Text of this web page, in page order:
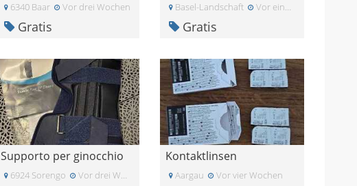
6340 Baar Vor drei Wochen
Gratis
Basel-Landschaft Vor einer Woche
Gratis
Supporto per ginocchio
6924 Sorengo Vor drei Wochen
Kontaktlinsen
Aargau Vor vier Wochen